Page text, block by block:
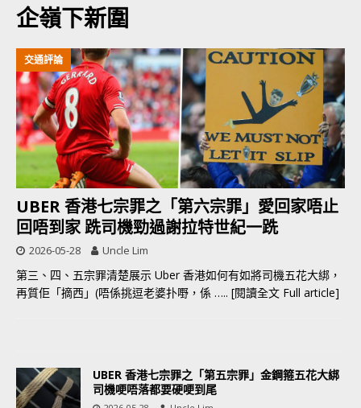
企嶺下新圍
交通評論
UBER 香港七宗罪之「第六宗罪」愛回家唔止
回唔到家 跣司機勁過謝拉特世紀一跣
2026-05-28 Uncle Lim
第三、四、五宗罪清楚展示 Uber 香港如何有如將司機五花大綁，
再質佢「摘西」(唔係挑逗老婆扑嘢，係 ….. [閱讀全文 Full article]
UBER 香港七宗罪之「第五宗罪」金鋼箍五花大綁
司機哽唔落都要硬哽到尾